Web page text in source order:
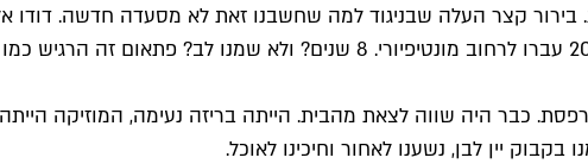
קצר העלה שבניגוד למה שחשבנו זאת לא מסעדה חדשה. דודו
המסעדה שלהם לפני יותר מעשור ברחוב ירמיהו וב-2013 עברו לרחוב
כבר היה שווה לצאת מהבית. הייתה בריזה נעימה, המוזיקה
יין לבן, נשענו לאחור וחיכינו לאוכל.